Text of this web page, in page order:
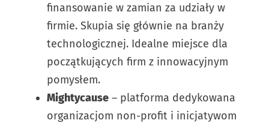
finansowanie w zamian za udziały w
firmie. Skupia się głównie na branży
technologicznej. Idealne miejsce dla
początkujących firm z innowacyjnym
pomysłem.
Mightycause – platforma dedykowana
organizacjom non-profit i inicjatywom